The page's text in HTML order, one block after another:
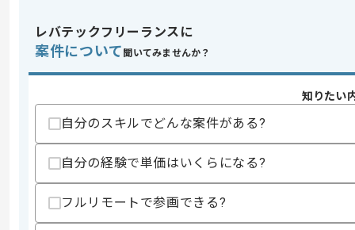
求めるスキル
・Javaでの開発経験、SpringBootでの
・APIの設計、実装の経験
スキルに不安がある方へ
レバテックフリーランスに
案件について 聞いてみませんか？
知りたい
自分のスキルでどんな案件がある?
自分の経験で単価はいくらになる?
フルリモートで参画できる?